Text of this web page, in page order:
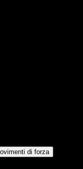
di forza